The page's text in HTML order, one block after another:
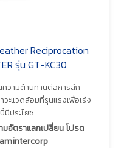
Reciprocation
รุ่น GT-KC30
ความต้านทานต่อการสึก
ะแวดล้อมที่รุนแรงเพื่อเร่ง
ประโยช
อัตราแลกเปลี่ยน โปรด